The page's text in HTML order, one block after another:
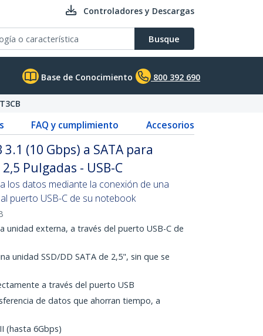
Controladores y Descargas
Busque
Base de Conocimiento 800 392 690
FAQ y cumplimiento Accesorios
(10 Gbps) a SATA para
Pulgadas - USB-C
los datos mediante la conexión de una
puerto USB-C de su notebook
unidad externa, a través del puerto USB-C de
unidad SSD/DD SATA de 2,5", sin que se
a través del puerto USB
de datos que ahorran tiempo, a
(hasta 6Gbps)